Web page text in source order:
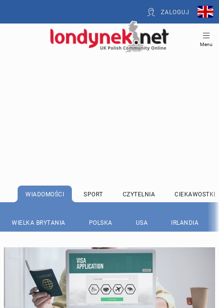
ZALOGUJ
Menu
WIADOMOŚCI SPORT CZYTELNIA CIEKAWOSTKI
WIELKA BRYTANIA POLSKA USA IRLANDIA